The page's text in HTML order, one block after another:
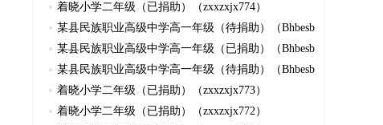
着晓小学二年级（已捐助）（zxxzxjx774）
某县民族职业高级中学高一年级（待捐助）（Bhbesb
某县民族职业高级中学高一年级（已捐助）（Bhbesb
某县民族职业高级中学高一年级（待捐助）（Bhbesb
着晓小学二年级（已捐助）（zxxzxjx773）
着晓小学二年级（已捐助）（zxxzxjx772）